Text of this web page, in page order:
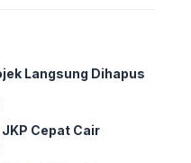
Langsung Dihapus
Cepat Cair